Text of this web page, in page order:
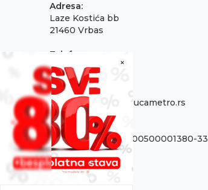
×
Adresa:
Laze Kostića bb
21460 Vrbas
Telefon:
021 795 3001
Email:
onlinepodrska@obucametro.rs
Račun:
OTP Banka 325-9500500001380-33
PIB:
100637224